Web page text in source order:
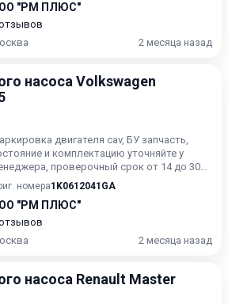
"РМ ПЛЮС"
2 месяца назад
насоса Volkswagen
двигателя cav, БУ запчасть,
и комплектацию уточняйте у
проверочный срок от 14 до 30
номера1K0612041GA
"РМ ПЛЮС"
2 месяца назад
насоса Renault Master